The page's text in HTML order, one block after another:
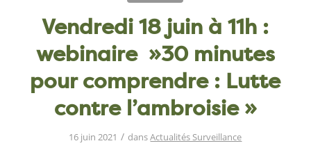
Vendredi 18 juin à 11h :
webinaire »30 minutes
pour comprendre : Lutte
contre l’ambroisie »
16 juin 2021 / dansActualités Surveillance